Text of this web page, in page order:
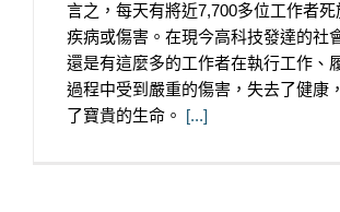
言之，每天有將近7,700多位工作者死
疾病或傷害。在現今高科技發達的社
還是有這麼多的工作者在執行工作、
過程中受到嚴重的傷害，失去了健康
了寶貴的生命。
[...]